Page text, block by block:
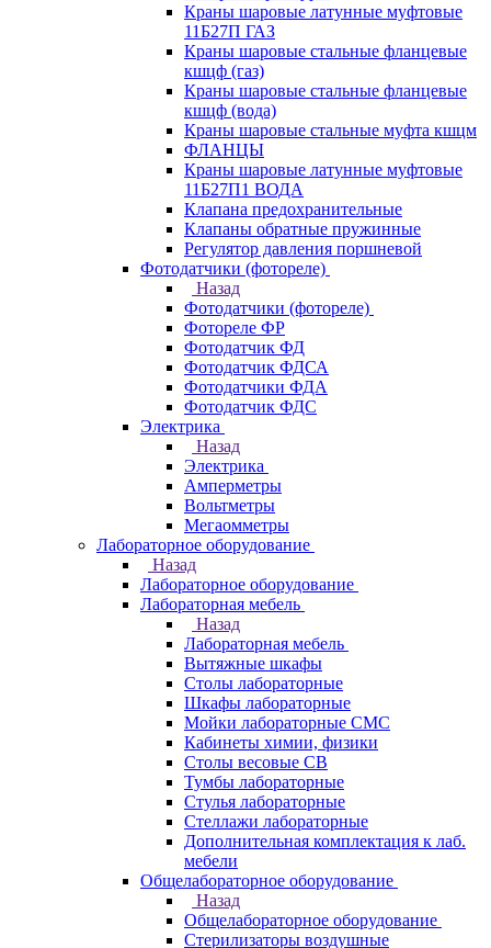
Краны шаровые латунные муфтовые
11Б27П ГАЗ
Краны шаровые стальные фланцевые
кшцф (газ)
Краны шаровые стальные фланцевые
кшцф (вода)
Краны шаровые стальные муфта кшцм
ФЛАНЦЫ
Краны шаровые латунные муфтовые
11Б27П1 ВОДА
Клапана предохранительные
Клапаны обратные пружинные
Регулятор давления поршневой
Фотодатчики (фотореле)
Назад
Фотодатчики (фотореле)
Фотореле ФР
Фотодатчик ФД
Фотодатчик ФДСА
Фотодатчики ФДА
Фотодатчик ФДС
Электрика
Назад
Электрика
Амперметры
Вольтметры
Мегаомметры
Лабораторное оборудование
Назад
Лабораторное оборудование
Лабораторная мебель
Назад
Лабораторная мебель
Вытяжные шкафы
Столы лабораторные
Шкафы лабораторные
Мойки лабораторные СМС
Кабинеты химии, физики
Столы весовые СВ
Тумбы лабораторные
Стулья лабораторные
Стеллажи лабораторные
Дополнительная комплектация к лаб.
мебели
Общелабораторное оборудование
Назад
Общелабораторное оборудование
Стерилизаторы воздушные